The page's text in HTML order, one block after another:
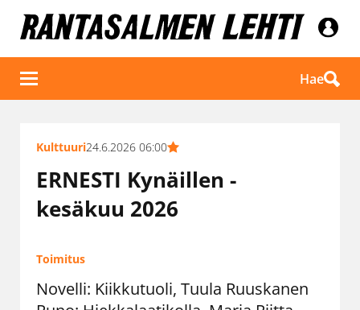
Hae
Kulttuuri24.6.2026 06:00
ERNESTI Kynäillen -
kesäkuu 2026
Toimitus
Novelli: Kiikkutuoli, Tuula Ruuskanen